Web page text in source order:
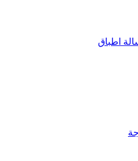
اطباق